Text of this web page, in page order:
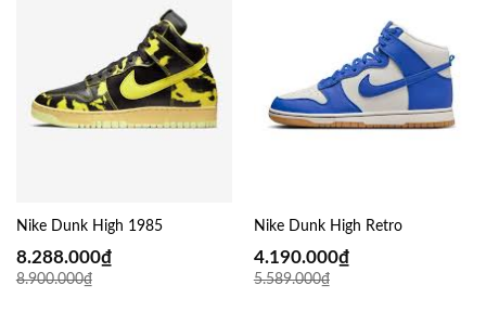
Nike Dunk High 1985
8.900.000₫
8.288.000₫
Nike Dunk High Retro
5.589.000₫
4.190.000₫